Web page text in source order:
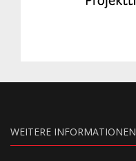
WEITERE INFORMATIONEN